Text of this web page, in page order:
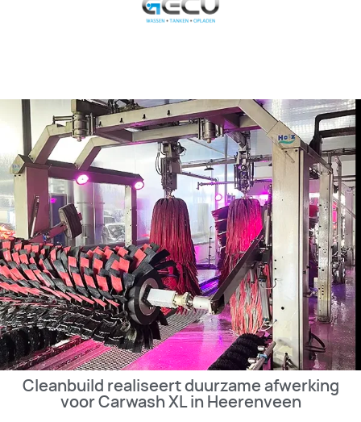
Cleanbuild realiseert duurzame afwerking
voor Carwash XL in Heerenveen